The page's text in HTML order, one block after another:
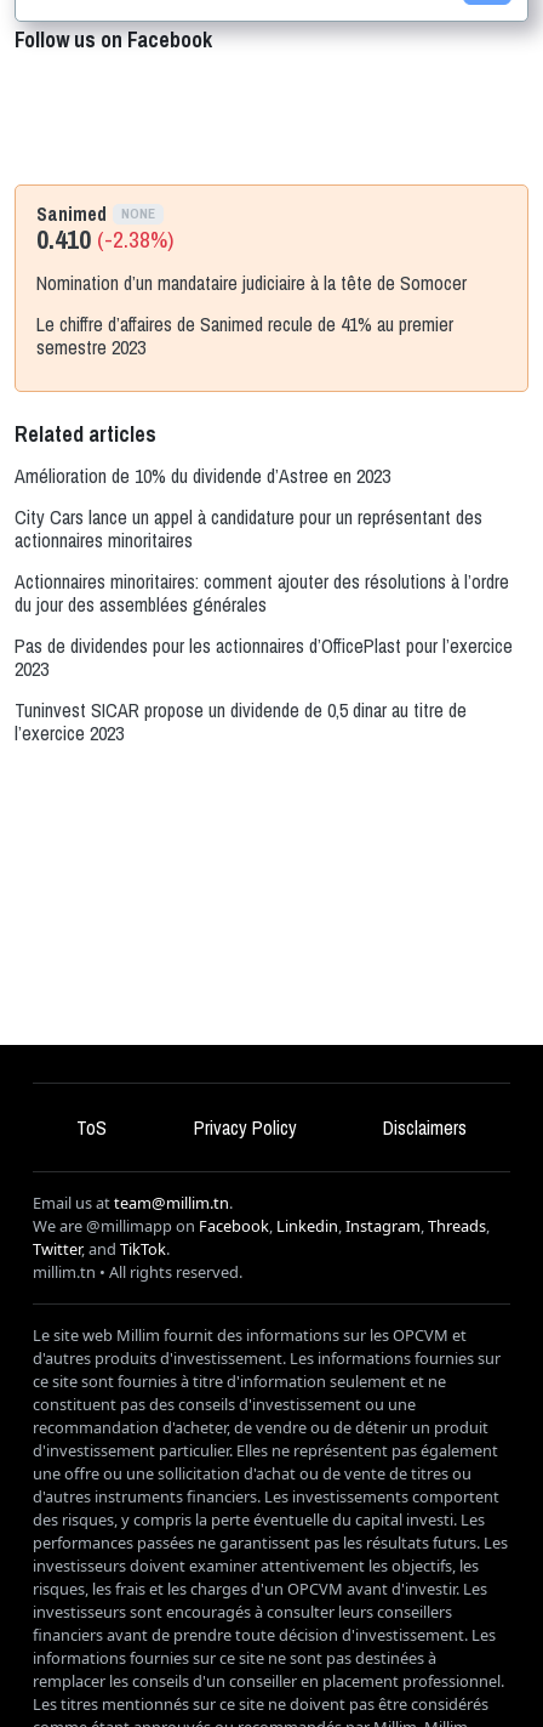
Follow us on Facebook
Sanimed NONE
0.410 (-2.38%)
Nomination d’un mandataire judiciaire à la tête de Somocer
Le chiffre d’affaires de Sanimed recule de 41% au premier
semestre 2023
Related articles
Amélioration de 10% du dividende d’Astree en 2023
City Cars lance un appel à candidature pour un représentant des
actionnaires minoritaires
Actionnaires minoritaires: comment ajouter des résolutions à l’ordre
du jour des assemblées générales
Pas de dividendes pour les actionnaires d’OfficePlast pour l’exercice
2023
Tuninvest SICAR propose un dividende de 0,5 dinar au titre de
l’exercice 2023
ToS Privacy Policy Disclaimers
Email us atteam@millim.tn.
We are @millimapp on Facebook, Linkedin,Instagram,Threads,
Twitter, and TikTok.
millim.tn • All rights reserved.
Le site web Millim fournit des informations sur les OPCVM et
d'autres produits d'investissement. Les informations fournies sur
ce site sont fournies à titre d'information seulement et ne
constituent pas des conseils d'investissement ou une
recommandation d'acheter, de vendre ou de détenir un produit
d'investissement particulier. Elles ne représentent pas également
une offre ou une sollicitation d'achat ou de vente de titres ou
d'autres instruments financiers. Les investissements comportent
des risques, y compris la perte éventuelle du capital investi. Les
performances passées ne garantissent pas les résultats futurs. Les
investisseurs doivent examiner attentivement les objectifs, les
risques, les frais et les charges d'un OPCVM avant d'investir. Les
investisseurs sont encouragés à consulter leurs conseillers
financiers avant de prendre toute décision d'investissement. Les
informations fournies sur ce site ne sont pas destinées à
remplacer les conseils d'un conseiller en placement professionnel.
Les titres mentionnés sur ce site ne doivent pas être considérés